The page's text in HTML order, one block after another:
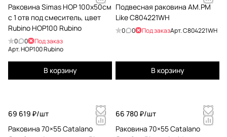
Раковина Simas HOP 100х50см
с 1 отв под смеситель, цвет
Rubino HOP100 Rubino
0 0
Под заказ
Арт.HOP100 Rubino
В корзину
Подвесная раковина AM.PM
Like C804221WH
0 0 Под заказАрт.C804221WH
В корзину
69 619 ₽/шт
Раковина 70×55 Catalano
66 780 ₽/шт
Раковина 70×55 Catalano